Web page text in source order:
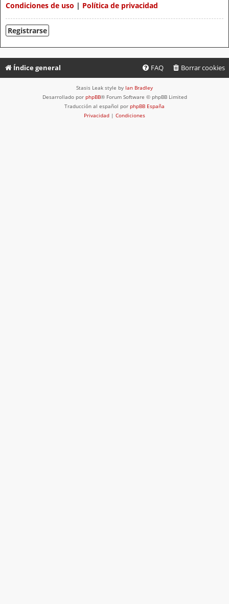
Condiciones de uso | Política de privacidad
Registrarse
Índice general Borrar cookies
FAQ
Stasis Leak style by Ian Bradley
Desarrollado por phpBB® Forum Software © phpBB Limited
Traducción al español por phpBB España
Privacidad | Condiciones